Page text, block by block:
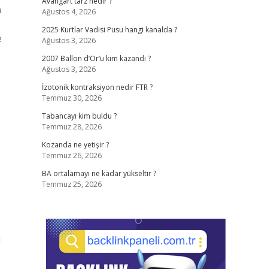
Ağustos 4, 2026
2025 Kurtlar Vadisi Pusu hangi kanalda ?
Ağustos 3, 2026
2007 Ballon d’Or’u kim kazandı ?
Ağustos 3, 2026
İzotonik kontraksiyon nedir FTR ?
Temmuz 30, 2026
Tabancayı kim buldu ?
Temmuz 28, 2026
Kozanda ne yetişir ?
Temmuz 26, 2026
BA ortalamayı ne kadar yükseltir ?
Temmuz 25, 2026